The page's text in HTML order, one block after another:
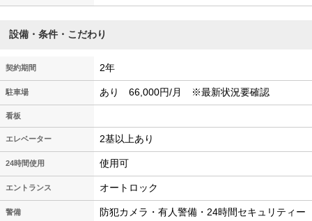
設備・条件・こだわり
契約期間 2年
駐車場 あり 66,000円/月 ※最新状況要確認
看板
エレベーター 2基以上あり
24時間使用 使用可
エントランス オートロック
警備 防犯カメラ・有人警備・24時間セキュリティー